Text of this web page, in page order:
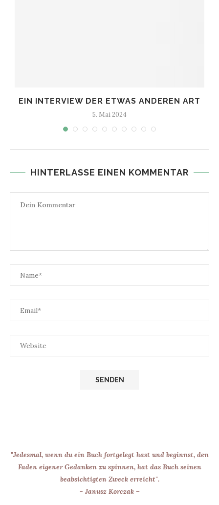
EIN INTERVIEW DER ETWAS ANDEREN ART
5. Mai 2024
HINTERLASSE EINEN KOMMENTAR
"Jedesmal, wenn du ein Buch fortgelegt hast und beginnst, den
Faden eigener Gedanken zu spinnen, hat das Buch seinen
beabsichtigten Zweck erreicht".
- Janusz Korczak –